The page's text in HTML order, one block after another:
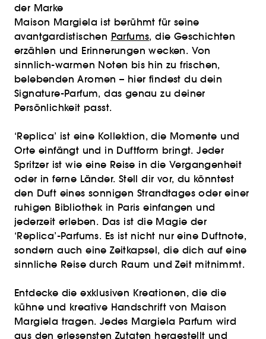
der Marke
Maison Margiela ist berühmt für seine
avantgardistischen Parfums, die Geschichten
erzählen und Erinnerungen wecken. Von
sinnlich-warmen Noten bis hin zu frischen,
belebenden Aromen – hier findest du dein
Signature-Parfum, das genau zu deiner
Persönlichkeit passt.
‘Replica’ ist eine Kollektion, die Momente und
Orte einfängt und in Duftform bringt. Jeder
Spritzer ist wie eine Reise in die Vergangenheit
oder in ferne Länder. Stell dir vor, du könntest
den Duft eines sonnigen Strandtages oder einer
ruhigen Bibliothek in Paris einfangen und
jederzeit erleben. Das ist die Magie der
‘Replica’-Parfums. Es ist nicht nur eine Duftnote,
sondern auch eine Zeitkapsel, die dich auf eine
sinnliche Reise durch Raum und Zeit mitnimmt.
Entdecke die exklusiven Kreationen, die die
kühne und kreative Handschrift von Maison
Margiela tragen. Jedes Margiela Parfum wird
aus den erlesensten Zutaten hergestellt und